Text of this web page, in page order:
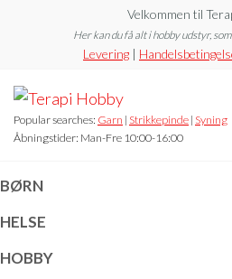
content
Velkommen til
Her kan du få alt i hobby udstyr,
Levering |
Hobby
Popular searches: Garn | Strikkepinde | Syning
Åbningstider: Man-Fre 10:00-16:00
BØRN
HELSE
HOBBY